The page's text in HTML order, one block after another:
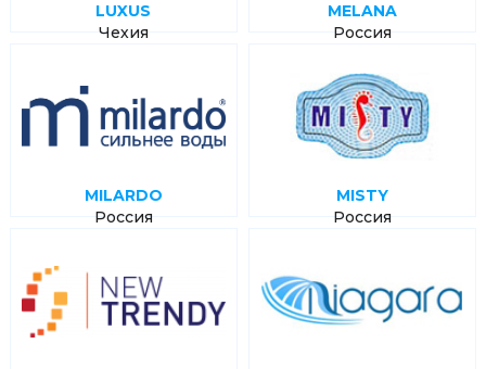
LUXUS
Чехия
MELANA
Россия
MILARDO
Россия
MISTY
Россия